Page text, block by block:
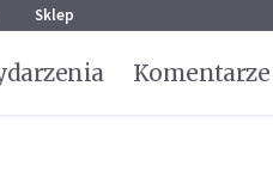
Sklep
Komentarze